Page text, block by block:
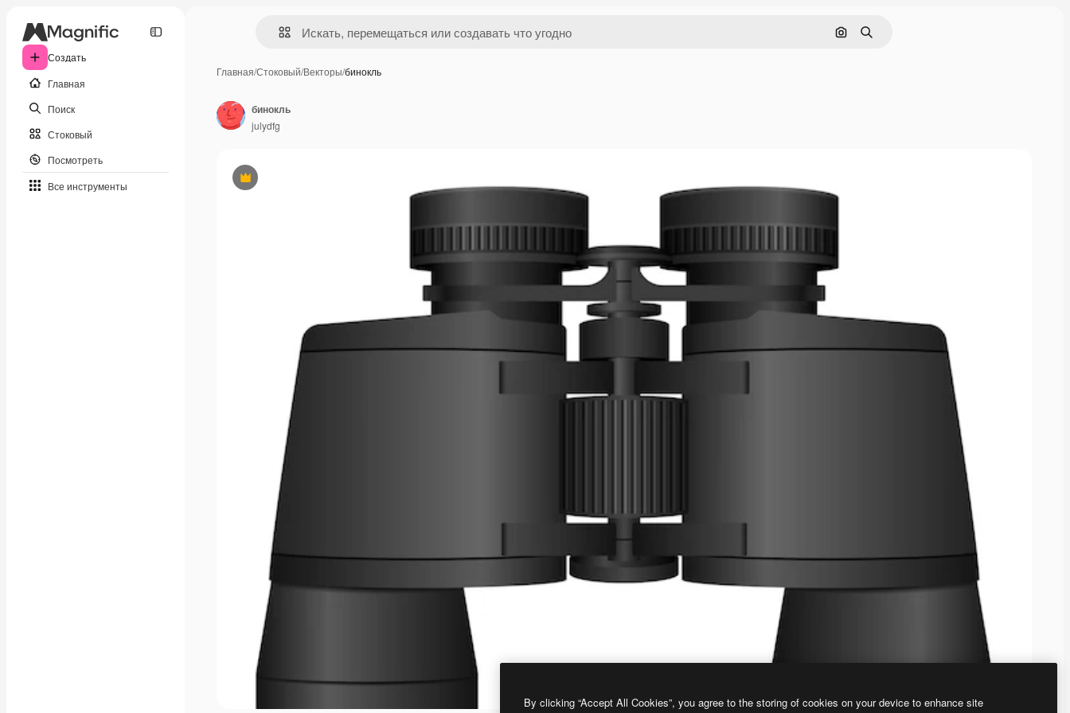
Создать
Главная
Поиск
Стоковый
Посмотреть
Все инструменты
Поиск по изображению
Поиск
Главная/Стоковый/Векторы/бинокль
Премиум
бинокль
julydfg
By clicking “Accept All Cookies”, you agree to the storing of cookies on your device to enhance site